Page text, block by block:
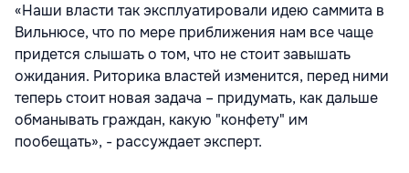
«Наши власти так эксплуатировали идею саммита в
Вильнюсе, что по мере приближения нам все чаще
придется слышать о том, что не стоит завышать
ожидания. Риторика властей изменится, перед ними
теперь стоит новая задача – придумать, как дальше
обманывать граждан, какую "конфету" им
пообещать», - рассуждает эксперт.